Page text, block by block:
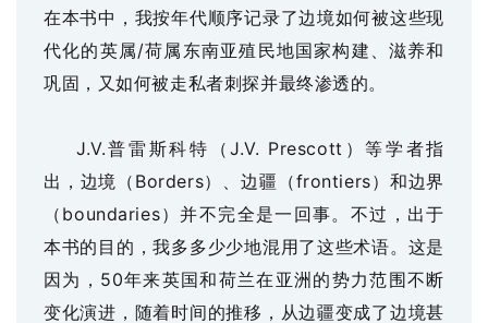
在本书中，我按年代顺序记录了边境如何被这些现
代化的英属/荷属东南亚殖民地国家构建、滋养和
巩固，又如何被走私者刺探并最终渗透的。
J.V.普雷斯科特（J.V. Prescott）等学者指
出，边境（Borders）、边疆（frontiers）和边界
（boundaries）并不完全是一回事。不过，出于
本书的目的，我多多少少地混用了这些术语。这是
因为，50年来英国和荷兰在亚洲的势力范围不断
变化演进，随着时间的推移，从边疆变成了边境甚